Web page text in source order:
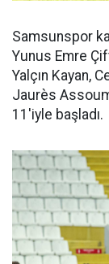
Samsunspor
Yunus Emre
Yalçın Kayan,
Jaurès
11'iyle başladı.